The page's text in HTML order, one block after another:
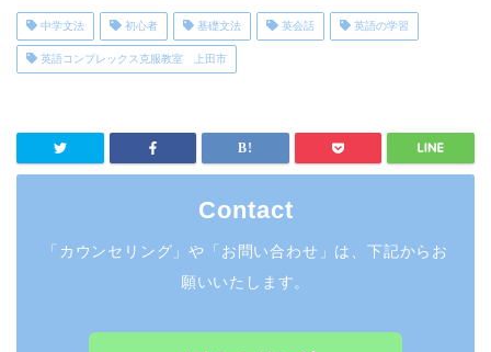
中学文法 初心者 基礎文法 英会話 英語の学習
英語コンプレックス克服教室 上田市
Contact
「カウンセリング」や「お問い合わせ」は、下記からお
願いいたします。